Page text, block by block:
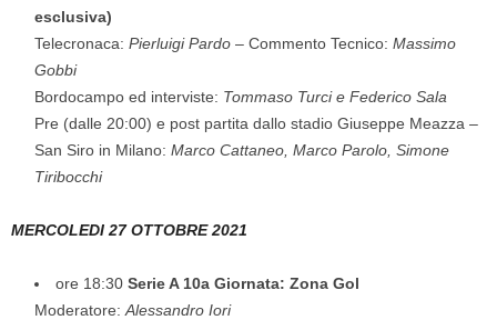
esclusiva)
Telecronaca: Pierluigi Pardo – Commento Tecnico: Massimo
Gobbi
Bordocampo ed interviste: Tommaso Turci e Federico Sala
Pre (dalle 20:00) e post partita dallo stadio Giuseppe Meazza –
San Siro in Milano: Marco Cattaneo, Marco Parolo, Simone
Tiribocchi
MERCOLEDI 27 OTTOBRE 2021
ore 18:30 Serie A 10a Giornata: Zona Gol
Moderatore: Alessandro Iori